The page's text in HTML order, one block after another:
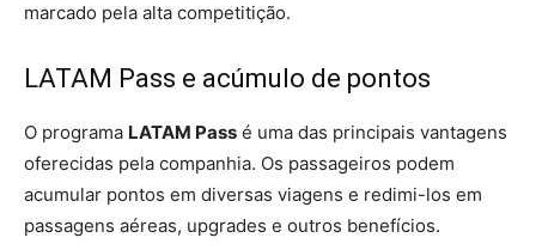
marcado pela alta competitição.
LATAM Pass e acúmulo de pontos
O programa LATAM Pass é uma das principais vantagens
oferecidas pela companhia. Os passageiros podem
acumular pontos em diversas viagens e redimi-los em
passagens aéreas, upgrades e outros benefícios.